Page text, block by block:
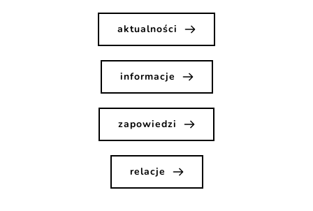
aktualności
informacje
zapowiedzi
relacje